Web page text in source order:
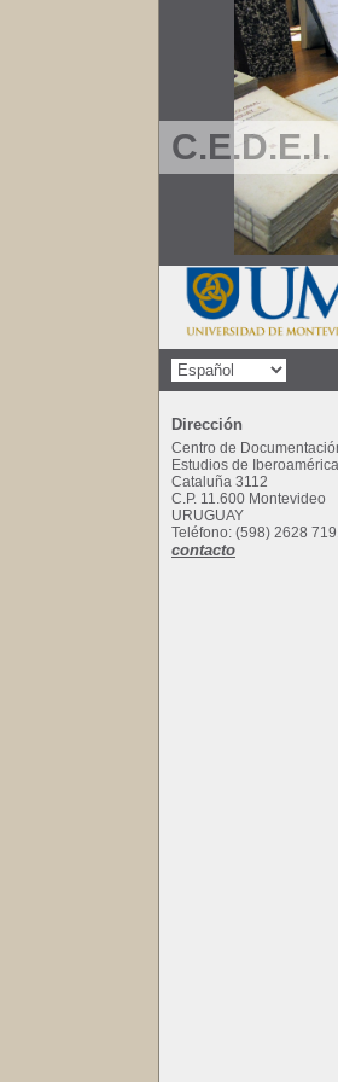
C.E.D.E.I.
Dirección
Centro de
Estudios de Iberoamérica
Cataluña 3112
C.P. 11.600 Montevideo
URUGUAY
Teléfono: (598) 2628
contacto